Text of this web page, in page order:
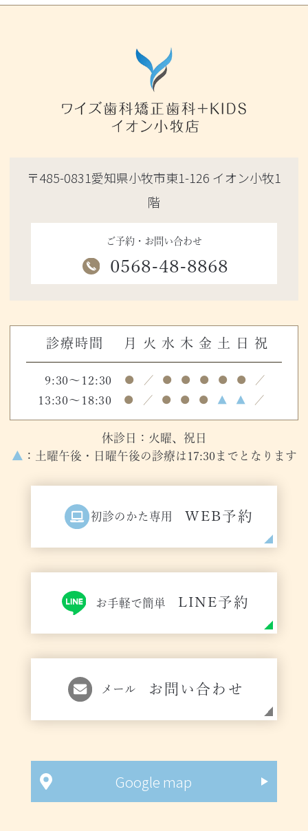
〒485-0831愛知県小牧市東1-126 イオン小牧1
階
ご予約・お問い合わせ
0568-48-8868
診療時間 月 火 水 木 金 土 日 祝
9:30～12:30 ● ／ ● ● ● ● ● ／
13:30～18:30 ● ／ ● ● ● ▲ ▲ ／
休診日：火曜、祝日
▲ ：土曜午後・日曜午後の診療は17:30までとなります
初診のかた専用 WEB予約
お手軽で簡単 LINE予約
メール お問い合わせ
Google map